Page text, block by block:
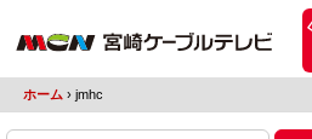
ホーム ›jmhc